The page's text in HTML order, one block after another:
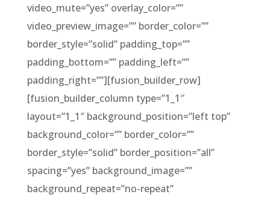
video_mute=”yes” overlay_color=””
video_preview_image=”” border_color=””
border_style=”solid” padding_top=””
padding_bottom=”” padding_left=””
padding_right=””][fusion_builder_row]
[fusion_builder_column type=”1_1″
layout=”1_1″ background_position=”left top”
background_color=”” border_color=””
border_style=”solid” border_position=”all”
spacing=”yes” background_image=””
background_repeat=”no-repeat”